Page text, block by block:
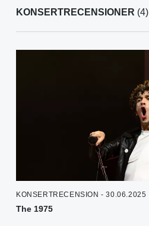
KONSERTRECENSIONER (4)
KONSERTRECENSION - 30.06.2025
The 1975